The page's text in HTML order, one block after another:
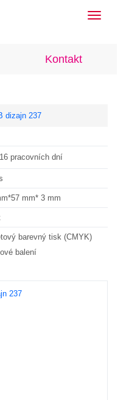
Toggle
Kontakt
dizajn 237
pracovních dní
mm* 3 mm
barevný tisk (CMYK)
balení